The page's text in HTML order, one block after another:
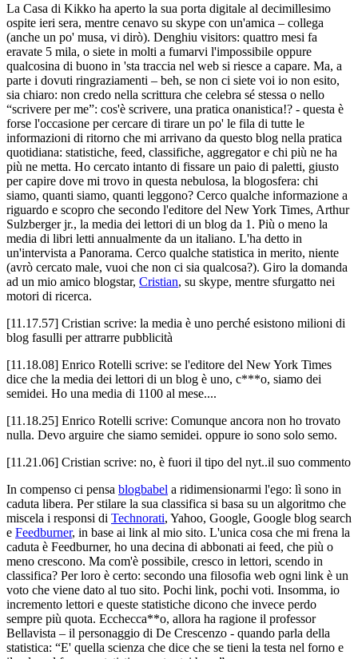
La Casa di Kikko ha aperto la sua porta digitale al decimillesimo
ospite ieri sera, mentre cenavo su skype con un'amica – collega
(anche un po' musa, vi dirò). Denghiu visitors: quattro mesi fa
eravate 5 mila, o siete in molti a fumarvi l'impossibile oppure
qualcosina di buono in 'sta traccia nel web si riesce a capare. Ma, a
parte i dovuti ringraziamenti – beh, se non ci siete voi io non esito,
sia chiaro: non credo nella scrittura che celebra sé stessa o nello
“scrivere per me”: cos'è scrivere, una pratica onanistica!? - questa è
forse l'occasione per cercare di tirare un po' le fila di tutte le
informazioni di ritorno che mi arrivano da questo blog nella pratica
quotidiana: statistiche, feed, classifiche, aggregator e chi più ne ha
più ne metta. Ho cercato intanto di fissare un paio di paletti, giusto
per capire dove mi trovo in questa nebulosa, la blogosfera: chi
siamo, quanti siamo, quanti leggono? Cerco qualche informazione a
riguardo e scopro che secondo l'editore del New York Times, Arthur
Sulzberger jr., la media dei lettori di un blog da 1. Più o meno la
media di libri letti annualmente da un italiano. L'ha detto in
un'intervista a Panorama. Cerco qualche statistica in merito, niente
(avrò cercato male, vuoi che non ci sia qualcosa?). Giro la domanda
ad un mio amico blogstar, Cristian, su skype, mentre sfurgatto nei
motori di ricerca.
[11.17.57] Cristian scrive: la media è uno perché esistono milioni di
blog fasulli per attrarre pubblicità
[11.18.08] Enrico Rotelli scrive: se l'editore del New York Times
dice che la media dei lettori di un blog è uno, c***o, siamo dei
semidei. Ho una media di 1100 al mese....
[11.18.25] Enrico Rotelli scrive: Comunque ancora non ho trovato
nulla. Devo arguire che siamo semidei. oppure io sono solo semo.
[11.21.06] Cristian scrive: no, è fuori il tipo del nyt..il suo commento
In compenso ci pensa blogbabel a ridimensionarmi l'ego: lì sono in
caduta libera. Per stilare la sua classifica si basa su un algoritmo che
miscela i responsi di Technorati, Yahoo, Google, Google blog search
e Feedburner, in base ai link al mio sito. L'unica cosa che mi frena la
caduta è Feedburner, ho una decina di abbonati ai feed, che più o
meno crescono. Ma com'è possibile, cresco in lettori, scendo in
classifica? Per loro è certo: secondo una filosofia web ogni link è un
voto che viene dato al tuo sito. Pochi link, pochi voti. Insomma, io
incremento lettori e queste statistiche dicono che invece perdo
sempre più quota. Ecchecca**o, allora ha ragione il professor
Bellavista – il personaggio di De Crescenzo - quando parla della
statistica: “E' quella scienza che dice che se tieni la testa nel forno e